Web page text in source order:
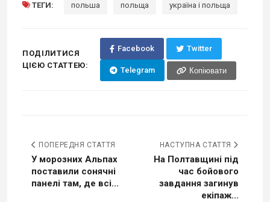
ТЕГИ: польша польща україна і польща
ПОДІЛИТИСЯ
ЦІЄЮ СТАТТЕЮ:
Facebook Twitter
Telegram Копіювати
ПОПЕРЕДНЯ СТАТТЯ
У морозних Альпах
поставили сонячні
панелі там, де всі...
НАСТУПНА СТАТТЯ
На Полтавщині під
час бойового
завдання загинув
екіпаж...